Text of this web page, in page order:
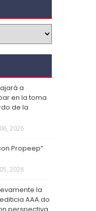
a
en la toma
de la
2026
Propeep”
2026
la
AAA.do
perspectiva